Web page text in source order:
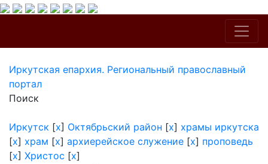
Иркутская епархия. Региональный православный
портал
Поиск
Иркутск [x] Октябрьский район [x] храмы иркутска
[x] храм [x] архиерейское служение [x] проповедь
[x] Христос [x]